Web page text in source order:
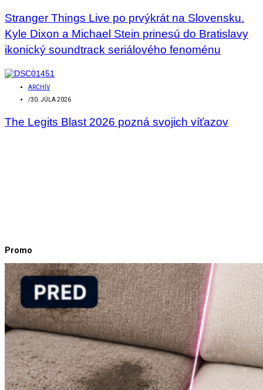
Stranger Things Live po prvýkrát na Slovensku.
Kyle Dixon a Michael Stein prinesú do Bratislavy
ikonický soundtrack seriálového fenoménu
ARCHÍV
/30. JÚLA 2026
The Legits Blast 2026 pozná svojich víťazov
Promo